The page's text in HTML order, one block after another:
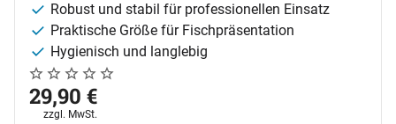
Robust und stabil für professionellen Einsatz
Praktische Größe für Fischpräsentation
Hygienisch und langlebig
Noch keine Bewertungen abgegeben
0 Bewertungen
29,90 €
Steuerhinweis:
zzgl. MwSt.